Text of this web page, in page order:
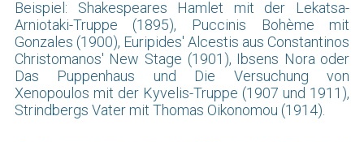
Beispiel: Shakespeares Hamlet mit der Lekatsa-
Arniotaki-Truppe (1895), Puccinis Bohème mit
Gonzales (1900), Euripides' Alcestis aus Constantinos
Christomanos' New Stage (1901), Ibsens Nora oder
Das Puppenhaus und Die Versuchung von
Xenopoulos mit der Kyvelis-Truppe (1907 und 1911),
Strindbergs Vater mit Thomas Oikonomou (1914).